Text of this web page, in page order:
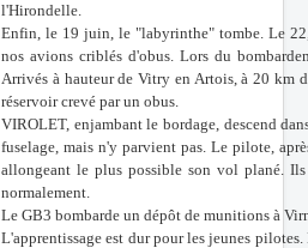
l'Hirondelle.
Enfin, le 19 juin, le "labyrinthe" tombe. Le
nos avions criblés d'obus. Lors du
Arrivés à hauteur de Vitry en Artois, à 20 km
réservoir crevé par un obus.
VIROLET, enjambant le bordage, descend
fuselage, mais n'y parvient pas. Le pilote,
allongeant le plus possible son vol plané.
normalement.
Le GB3 bombarde un dépôt de munitions à
L'apprentissage est dur pour les jeunes